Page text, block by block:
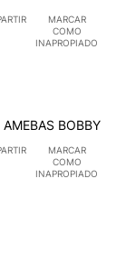
MARCAR
COMO
INAPROPIADO
BOBBY
MARCAR
COMO
INAPROPIADO